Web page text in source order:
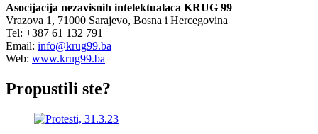
Asocijacija nezavisnih intelektualaca KRUG 99
Vrazova 1, 71000 Sarajevo, Bosna i Hercegovina
Tel: +387 61 132 791
Email: info@krug99.ba
Web: www.krug99.ba
Propustili ste?